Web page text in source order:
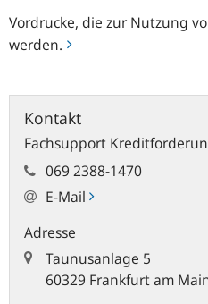
Vordrucke, die zur Nutzung
werden.
Kontakt
Fachsupport
069 2388-1470
E-Mail
Adresse
Taunusanlage 5
60329 Frankfurt am